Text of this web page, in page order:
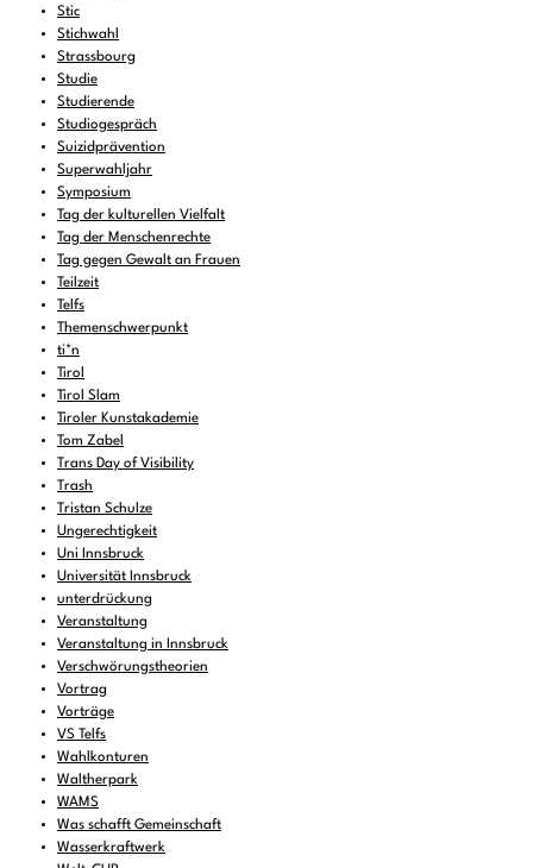
Stic
Stichwahl
Strassbourg
Studie
Studierende
Studiogespräch
Suizidprävention
Superwahljahr
Symposium
Tag der kulturellen Vielfalt
Tag der Menschenrechte
Tag gegen Gewalt an Frauen
Teilzeit
Telfs
Themenschwerpunkt
ti*n
Tirol
Tirol Slam
Tiroler Kunstakademie
Tom Zabel
Trans Day of Visibility
Trash
Tristan Schulze
Ungerechtigkeit
Uni Innsbruck
Universität Innsbruck
unterdrückung
Veranstaltung
Veranstaltung in Innsbruck
Verschwörungstheorien
Vortrag
Vorträge
VS Telfs
Wahlkonturen
Waltherpark
WAMS
Was schafft Gemeinschaft
Wasserkraftwerk